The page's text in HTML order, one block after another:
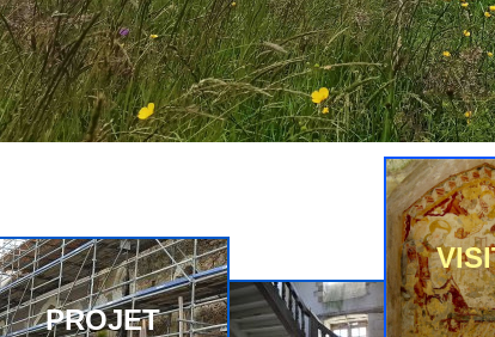
PROJET